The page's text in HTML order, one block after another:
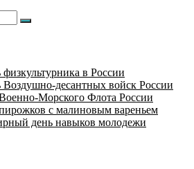
Поиск
в России
десантных войск России
Морского Флота России
с малиновым вареньем
день навыков молодежи